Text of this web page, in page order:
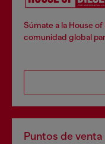
Súmate a la House
comunidad global
Puntos de venta